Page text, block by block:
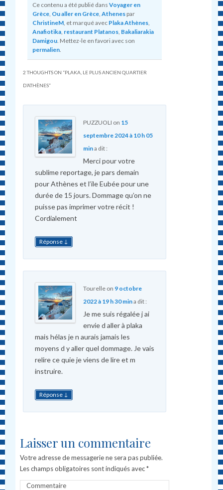
Ce contenu a été publié dansVoyager en
Grèce Ou aller en Grèce ,Athenes par
ChristineM , et marqué avec Plaka Athènes
Anafiotika restaurant Platanos Bakaliarakia
Damigou . Mettez-le en favori avec son
permalien
2 THOUGHTS ON “PLAKA, LE PLUS ANCIEN QUARTIER
D’ATHÈNES”
PUZZUOLI on 15
septembre 2024 à 10 h 05
mina dit :
Merci pour votre
sublime reportage, je pars demain
pour Athènes et l’ile Eubée pour une
durée de 15 jours. Dommage qu’on ne
puisse pas imprimer votre récit !
Cordialement
Réponse ↓
Tourelleon 9 octobre
2022 à 19 h 30 mina dit :
Je me suis régalée j ai
envie d aller à plaka
mais hélas je n aurais jamais les
moyens d y aller quel dommage. Je vais
relire ce quie je viens de lire et m
instruire.
Réponse ↓
Laisser un commentaire
Votre adresse de messagerie ne sera pas publiée.
Les champs obligatoires sont indiqués avec*
Commentaire